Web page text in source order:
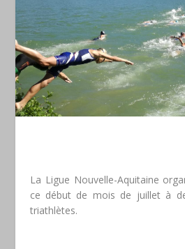
La Ligue Nouvelle-Aquitaine
ce début de mois de juillet à
triathlètes.